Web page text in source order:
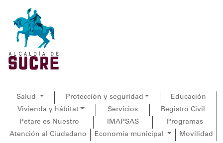
Salud Protección y seguridad
Educación
Vivienda y hábitat
Servicios
Registro Civil
Petare es Nuestro
IMAPSAS
Programas
Atención al Ciudadano
Economía municipal
Movilidad